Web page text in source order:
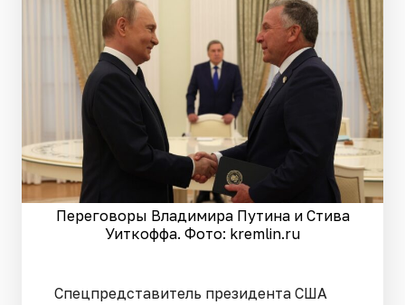
Переговоры Владимира Путина и Стива
Уиткоффа. Фото: kremlin.ru
Спецпредставитель президента США